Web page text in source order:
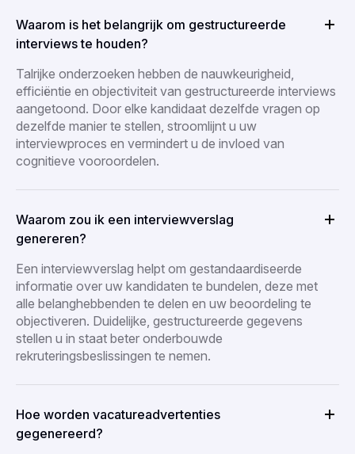
Waarom is het belangrijk om gestructureerde
interviews te houden?
Talrijke onderzoeken hebben de nauwkeurigheid,
efficiëntie en objectiviteit van gestructureerde interviews
aangetoond. Door elke kandidaat dezelfde vragen op
dezelfde manier te stellen, stroomlijnt u uw
interviewproces en vermindert u de invloed van
cognitieve vooroordelen.
Waarom zou ik een interviewverslag
genereren?
Een interviewverslag helpt om gestandaardiseerde
informatie over uw kandidaten te bundelen, deze met
alle belanghebbenden te delen en uw beoordeling te
objectiveren. Duidelijke, gestructureerde gegevens
stellen u in staat beter onderbouwde
rekruteringsbeslissingen te nemen.
Hoe worden vacatureadvertenties
gegenereerd?